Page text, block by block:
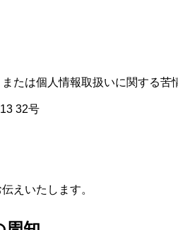
たは個人情報取扱いに関する苦
32号
えいたします。